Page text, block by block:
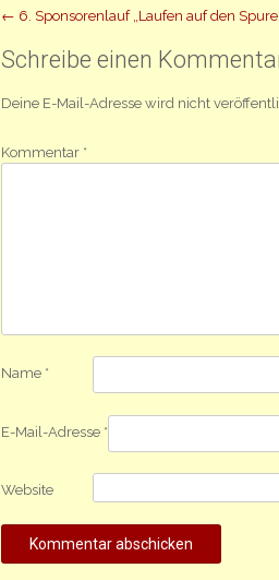
Beitrag
Navigation
← 6. Sponsorenlauf „Laufen auf den
Schreibe einen
Deine E-Mail-Adresse wird nicht
Kommentar *
Name *
E-Mail-Adresse *
Website